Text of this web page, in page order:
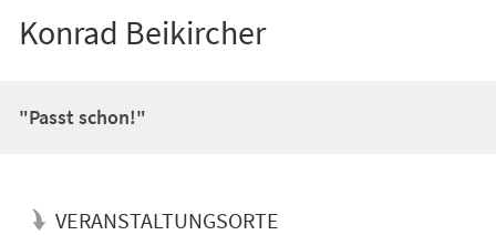
Konrad Beikircher
"Passt schon!"
VERANSTALTUNGSORTE